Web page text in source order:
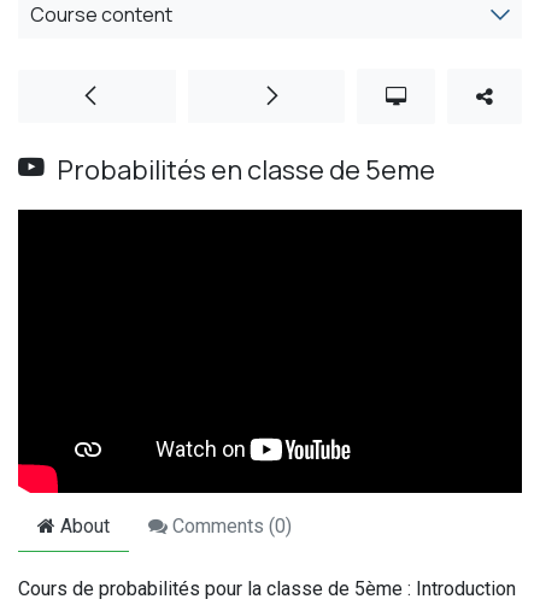
Course content
Probabilités en classe de 5eme
About Comments (0)
Cours de probabilités pour la classe de 5ème : Introduction